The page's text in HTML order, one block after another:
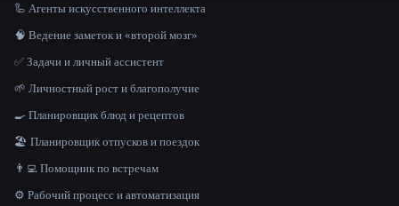
🦾 Агенты искусственного интеллекта
🧠 Ведение заметок и «второй мозг»
✅ Задачи и личный ассистент
🌱 Личностный рост и благополучие
🍳 Планировщик блюд и рецептов
🏖 Планировщик отпусков и поездок
👨‍💻 Помощник по встречам
⚙️ Рабочий процесс и автоматизация